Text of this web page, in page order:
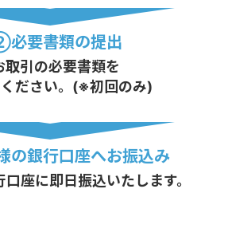
要書類の提出
取引の必要書類を
ださい。(※初回のみ)
銀行口座へお振込み
座に即日振込いたします。